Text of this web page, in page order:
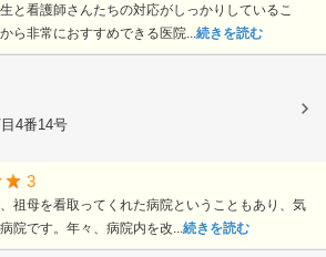
と看護師さんたちの対応がしっかりしているこ
ら非常におすすめできる医院...続きを読む
4番14号
3
祖母を看取ってくれた病院ということもあり、気
院です。年々、病院内を改...続きを読む